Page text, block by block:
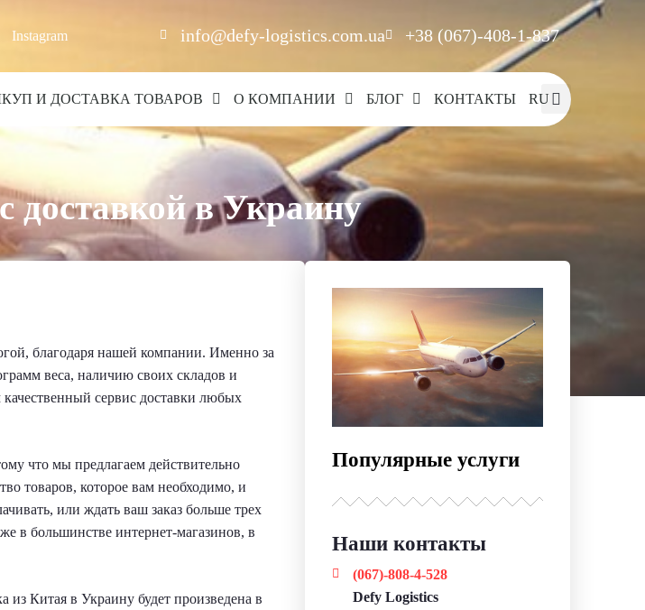
Instagram info@defy-logistics.com.ua +38 (067)-408-1-837
И ДОСТАВКА ТОВАРОВ О КОМПАНИИ БЛОГ КОНТАКТЫ RU
доставкой в Украину
благодаря нашей компании. Именно за
веса, наличию своих складов и
сервис доставки любых
что мы предлагаем действительно
товаров, которое вам необходимо, и
или ждать ваш заказ больше трех
в большинстве интернет-магазинов, в
Китая в Украину будет произведена в
Популярные услуги
Наши контакты
(067)-808-4-528
Defy Logistics